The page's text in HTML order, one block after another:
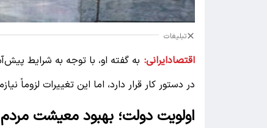
تبلیغات
اقتصادایرانی:
در دستور کار قرار دارد، اما این تغییرات لزوماً
اولویت دولت؛ بهبود معیشت مردم